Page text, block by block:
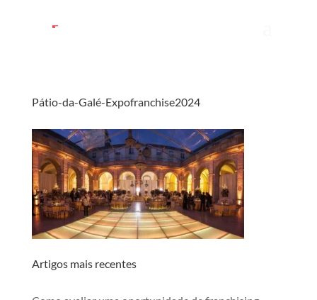
Pátio-da-Galé-Expofranchise2024
Artigos mais recentes